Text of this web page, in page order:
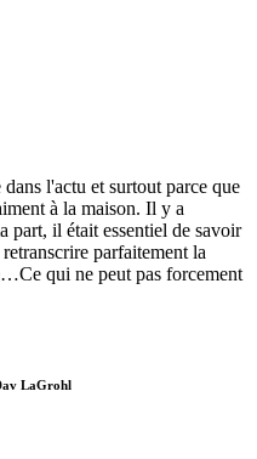
l'actu et surtout parce que
à la maison. Il y a
part, il était essentiel de savoir
parfaitement la
qui ne peut pas forcement
LaGrohl